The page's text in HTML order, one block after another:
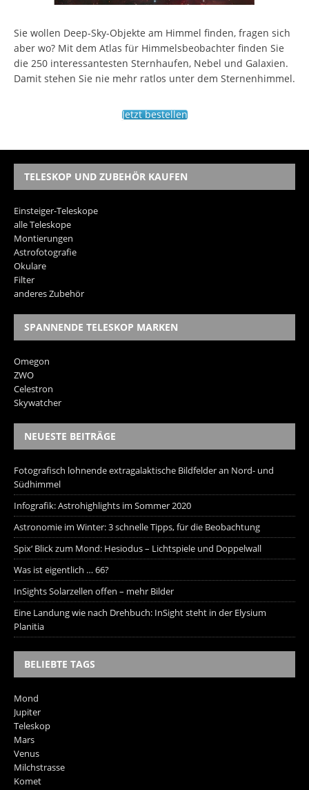
Sie wollen Deep-Sky-Objekte am Himmel finden, fragen sich
aber wo? Mit dem Atlas für Himmelsbeobachter finden Sie
die 250 interessantesten Sternhaufen, Nebel und Galaxien.
Damit stehen Sie nie mehr ratlos unter dem Sternenhimmel.
Jetzt bestellen
TELESKOP UND ZUBEHÖR KAUFEN
Einsteiger-Teleskope
alle Teleskope
Montierungen
Astrofotografie
Okulare
Filter
anderes Zubehör
SPANNENDE TELESKOP MARKEN
Omegon
ZWO
Celestron
Skywatcher
NEUESTE BEITRÄGE
Fotografisch lohnende extragalaktische Bildfelder an Nord- und
Südhimmel
Infografik: Astrohighlights im Sommer 2020
Astronomie im Winter: 3 schnelle Tipps, für die Beobachtung
Spix‘ Blick zum Mond: Hesiodus – Lichtspiele und Doppelwall
Was ist eigentlich … 66?
InSights Solarzellen offen – mehr Bilder
Eine Landung wie nach Drehbuch: InSight steht in der Elysium
Planitia
BELIEBTE TAGS
Mond
Jupiter
Teleskop
Mars
Venus
Milchstrasse
Komet